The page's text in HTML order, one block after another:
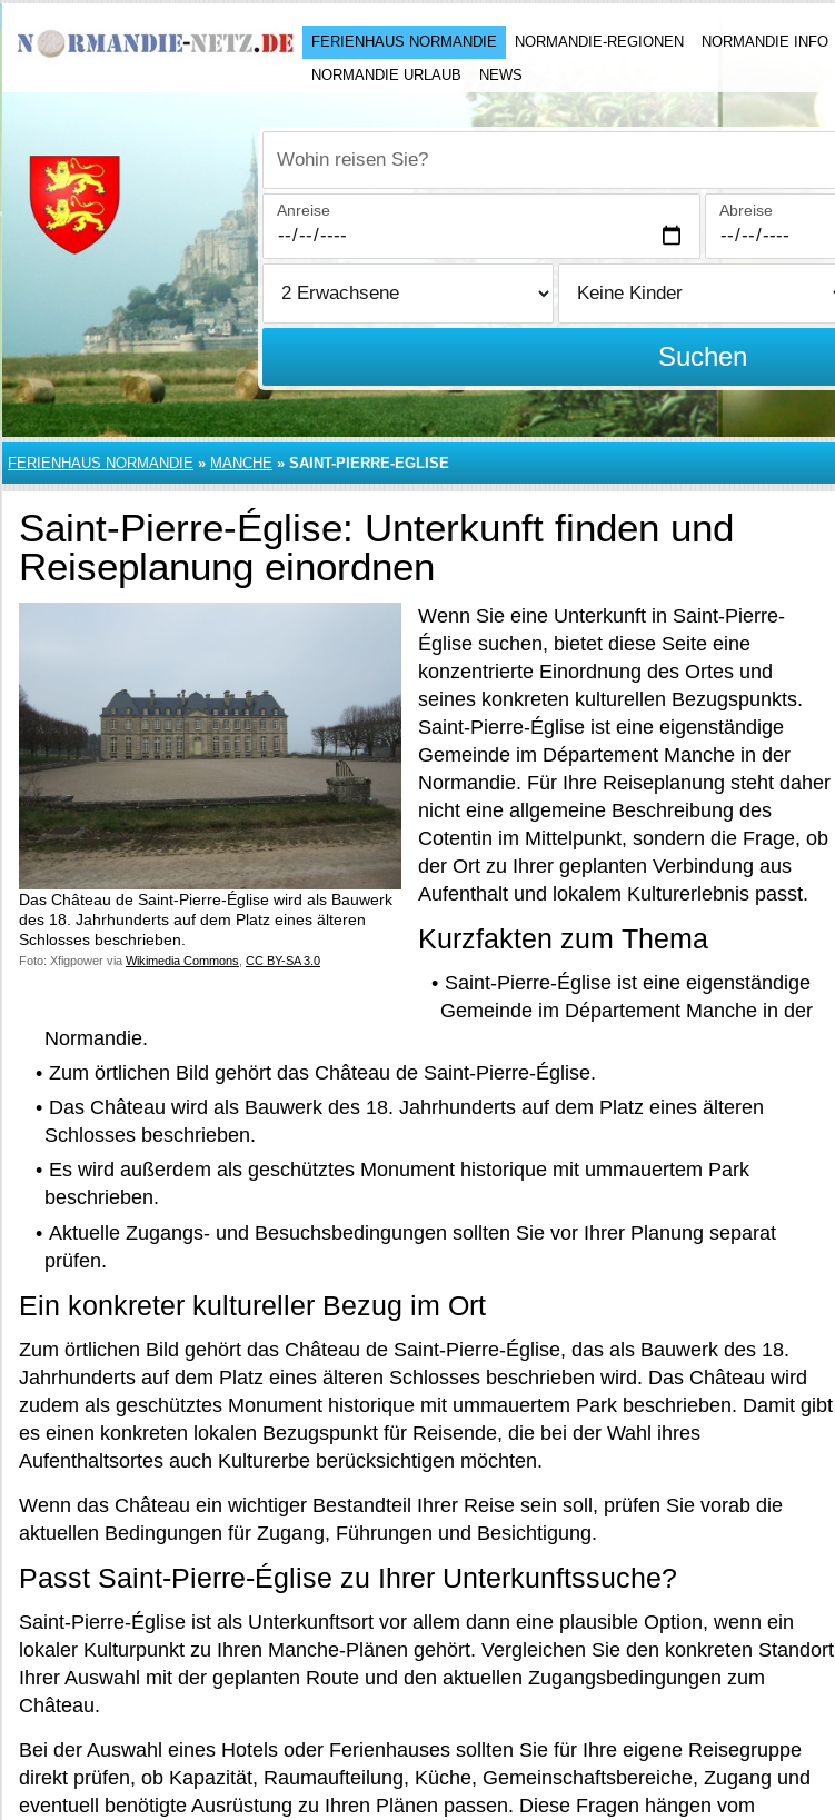
FERIENHAUS NORMANDIE NORMANDIE-REGIONEN
NORMANDIE INFO
NORMANDIE URLAUB
NEWS
Wohin reisen Sie?
Anreise Abreise
Suchen
FERIENHAUS NORMANDIE » MANCHE » SAINT-PIERRE-EGLISE
Saint-Pierre-Église: Unterkunft finden und
Reiseplanung einordnen
Das Château de Saint-Pierre-Église wird als Bauwerk
des 18. Jahrhunderts auf dem Platz eines älteren
Schlosses beschrieben.
Foto: Xfigpower via Wikimedia Commons CC BY-SA 3.0
Wenn Sie eine Unterkunft in Saint-Pierre-
Église suchen, bietet diese Seite eine
konzentrierte Einordnung des Ortes und
seines konkreten kulturellen Bezugspunkts.
Saint-Pierre-Église ist eine eigenständige
Gemeinde im Département Manche in der
Normandie. Für Ihre Reiseplanung steht daher
nicht eine allgemeine Beschreibung des
Cotentin im Mittelpunkt, sondern die Frage, ob
der Ort zu Ihrer geplanten Verbindung aus
Aufenthalt und lokalem Kulturerlebnis passt.
Kurzfakten zum Thema
Saint-Pierre-Église ist eine eigenständige
Gemeinde im Département Manche in der
Normandie.
Zum örtlichen Bild gehört das Château de Saint-Pierre-Église.
Das Château wird als Bauwerk des 18. Jahrhunderts auf dem Platz eines älteren
Schlosses beschrieben.
Es wird außerdem als geschütztes Monument historique mit ummauertem Park
beschrieben.
Aktuelle Zugangs- und Besuchsbedingungen sollten Sie vor Ihrer Planung separat
prüfen.
Ein konkreter kultureller Bezug im Ort
Zum örtlichen Bild gehört das Château de Saint-Pierre-Église, das als Bauwerk des 18.
Jahrhunderts auf dem Platz eines älteren Schlosses beschrieben wird. Das Château wird
zudem als geschütztes Monument historique mit ummauertem Park beschrieben. Damit gibt
es einen konkreten lokalen Bezugspunkt für Reisende, die bei der Wahl ihres
Aufenthaltsortes auch Kulturerbe berücksichtigen möchten.
Wenn das Château ein wichtiger Bestandteil Ihrer Reise sein soll, prüfen Sie vorab die
aktuellen Bedingungen für Zugang, Führungen und Besichtigung.
Passt Saint-Pierre-Église zu Ihrer Unterkunftssuche?
Saint-Pierre-Église ist als Unterkunftsort vor allem dann eine plausible Option, wenn ein
lokaler Kulturpunkt zu Ihren Manche-Plänen gehört. Vergleichen Sie den konkreten Standort
Ihrer Auswahl mit der geplanten Route und den aktuellen Zugangsbedingungen zum
Château.
Bei der Auswahl eines Hotels oder Ferienhauses sollten Sie für Ihre eigene Reisegruppe
direkt prüfen, ob Kapazität, Raumaufteilung, Küche, Gemeinschaftsbereiche, Zugang und
eventuell benötigte Ausrüstung zu Ihren Plänen passen. Diese Fragen hängen vom